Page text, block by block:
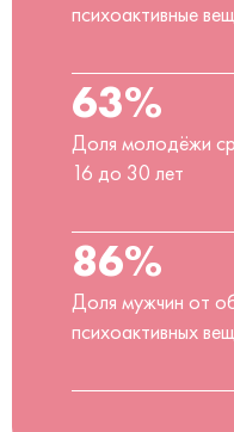
психоактивные
63%
Доля молодёжи
16 до 30 лет
86%
Доля мужчин от
психоактивных